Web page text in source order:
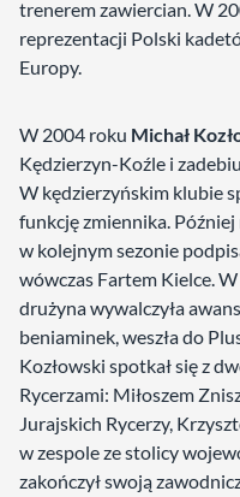
trenerem zawiercian. W
reprezentacji Polski
Europy.
W 2004 roku Michał
Kędzierzyn-Koźle i
W kędzierzyńskim klubie
funkcję zmiennika. Później
w kolejnym sezonie
wówczas Fartem Kielce.
drużyna wywalczyła
beniaminek, weszła do
Kozłowski spotkał się z
Rycerzami: Miłoszem
Jurajskich Rycerzy,
w zespole ze stolicy
zakończył swoją